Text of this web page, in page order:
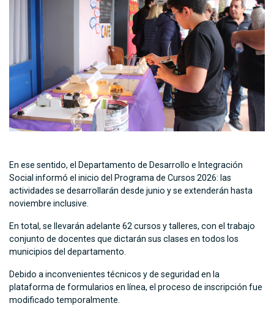
En ese sentido, el Departamento de Desarrollo e Integración
Social informó el inicio del Programa de Cursos 2026: las
actividades se desarrollarán desde junio y se extenderán hasta
noviembre inclusive.
En total, se llevarán adelante 62 cursos y talleres, con el trabajo
conjunto de docentes que dictarán sus clases en todos los
municipios del departamento.
Debido a inconvenientes técnicos y de seguridad en la
plataforma de formularios en línea, el proceso de inscripción fue
modificado temporalmente.